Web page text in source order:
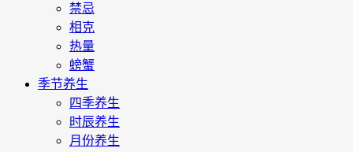
禁忌
相克
热量
螃蟹
季节养生
四季养生
时辰养生
月份养生